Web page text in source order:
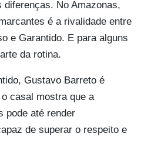
No Amazonas,
é a rivalidade entre
e Garantido. E para alguns
da rotina.
Gustavo Barreto é
casal mostra que a
pode até render
de superar o respeito e